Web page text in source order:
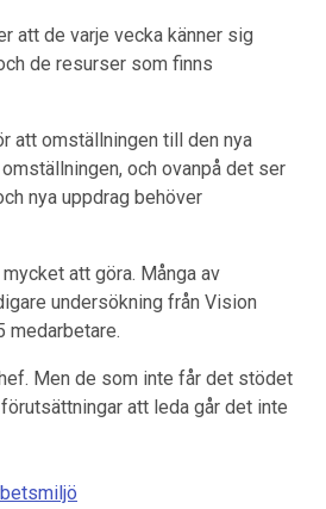
att de varje vecka känner sig
de resurser som finns
att omställningen till den nya
och ovanpå det ser
nya uppdrag behöver
att göra. Många av
undersökning från Vision
medarbetare.
Men de som inte får det stödet
att leda går det inte